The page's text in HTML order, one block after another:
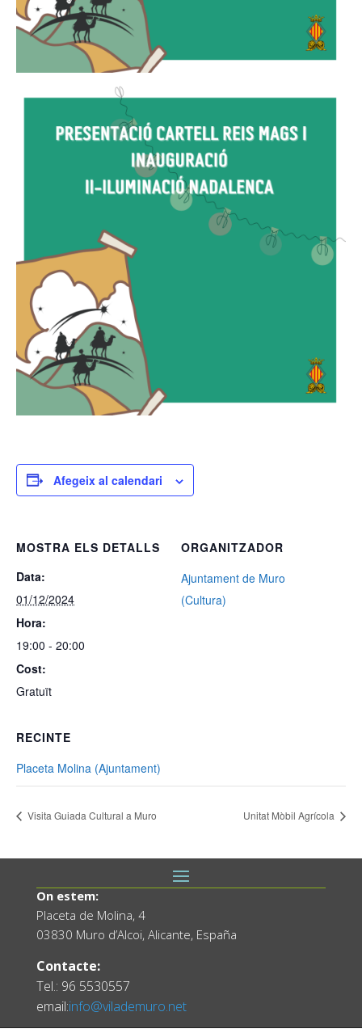
Afegeix al calendari
MOSTRA ELS DETALLS
Data:
01/12/2024
Hora:
19:00 - 20:00
Cost:
Gratuït
ORGANITZADOR
Ajuntament de Muro
(Cultura)
RECINTE
Placeta Molina (Ajuntament)
Visita Guiada Cultural a Muro Unitat Mòbil Agrícola
On estem:
Placeta de Molina, 4
03830 Muro d’Alcoi, Alicante, España
Contacte:
Tel.: 96 5530557
email:info@vilademuro.net